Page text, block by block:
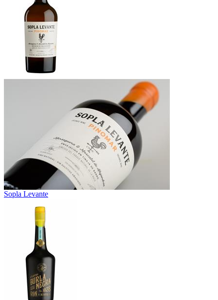
Sopla Levante